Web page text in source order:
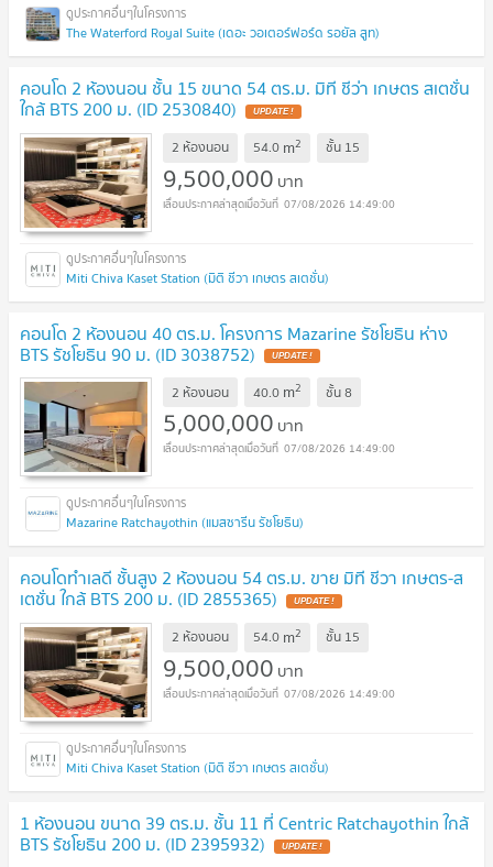
The Waterford Royal Suite (เดอะ วอเตอร์ฟอร์ด รอยัล สูท)
คอนโด 2 ห้องนอน ชั้น 15 ขนาด 54 ตร.ม. มิที ชีว่า เกษตร สเตชั่น
ใกล้ BTS 200 ม. (ID 2530840) UPDATE !
2 ห้องนอน 54.0 m2 ชั้น 15
9,500,000 บาท
07/08/2026 14:49:00
Miti Chiva Kaset Station (มิติ ชีวา เกษตร สเตชั่น)
คอนโด 2 ห้องนอน 40 ตร.ม. โครงการ Mazarine รัชโยธิน ห่าง
BTS รัชโยธิน 90 ม. (ID 3038752) UPDATE !
2 ห้องนอน 40.0 m2 ชั้น8
5,000,000 บาท
07/08/2026 14:49:00
Mazarine Ratchayothin (แมสซารีน รัชโยธิน)
คอนโดทำเลดี ชั้นสูง 2 ห้องนอน 54 ตร.ม. ขาย มิที ชีวา เกษตร-ส
เตชั่น ใกล้ BTS 200 ม. (ID 2855365) UPDATE !
2 ห้องนอน 54.0 m2 ชั้น 15
9,500,000 บาท
07/08/2026 14:49:00
Miti Chiva Kaset Station (มิติ ชีวา เกษตร สเตชั่น)
1 ห้องนอน ขนาด 39 ตร.ม. ชั้น 11 ที่ Centric Ratchayothin ใกล้
BTS รัชโยธิน 200 ม. (ID 2395932) UPDATE !